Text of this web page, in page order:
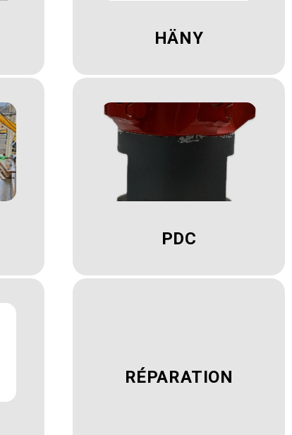
HÄNY
PDC
RÉPARATION